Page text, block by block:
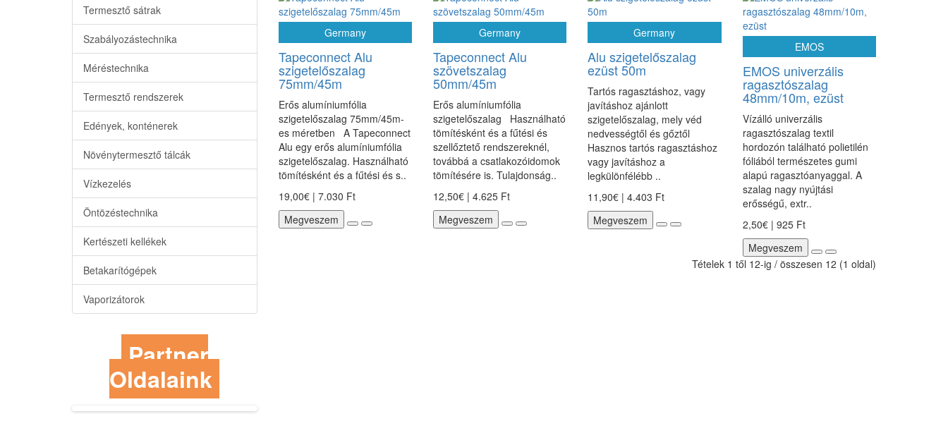
Termesztő sátrak
Szabályozástechnika
Méréstechnika
Termesztő rendszerek
Edények, konténerek
Növénytermesztő tálcák
Vízkezelés
Öntözéstechnika
Kertészeti kellékek
Betakarítógépek
Vaporizátorok
Partner
Oldalaink
Germany
Tapeconnect Alu
szigetelőszalag
75mm/45m
Erős alumíniumfólia
szigetelőszalag 75mm/45m-
es méretben A Tapeconnect
Alu egy erős alumíniumfólia
szigetelőszalag. Használható
tömítésként és a fűtési és s..
19,00€ | 7.030 Ft
Megveszem
Germany
Tapeconnect Alu
szövetszalag
50mm/45m
Erős alumíniumfólia
szigetelőszalag Használható
tömítésként és a fűtési és
szellőztető rendszereknél,
továbbá a csatlakozóidomok
tömítésére is. Tulajdonság..
12,50€ | 4.625 Ft
Megveszem
Germany
Alu szigetelőszalag
ezüst 50m
Tartós ragasztáshoz, vagy
javításhoz ajánlott
szigetelőszalag, mely véd
nedvességtől és gőztől
Hasznos tartós ragasztáshoz
vagy javításhoz a
legkülönfélébb ..
11,90€ | 4.403 Ft
Megveszem
EMOS
EMOS univerzális
ragasztószalag
48mm/10m, ezüst
Vízálló univerzális
ragasztószalag textil
hordozón található polietilén
fóliából természetes gumi
alapú ragasztóanyaggal. A
szalag nagy nyújtási
erősségű, extr..
2,50€ | 925 Ft
Megveszem
Tételek 1 től 12-ig / összesen 12 (1 oldal)